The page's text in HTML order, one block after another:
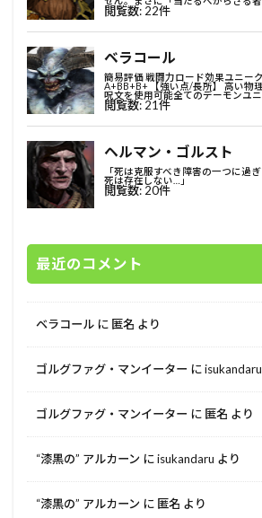
最近のコメント
ベラコール に 匿名 より
ゴルグファグ・マンイーター にisukandaru
ゴルグファグ・マンイーター に 匿名 より
“漆黒の” アルカーン にisukandaru より
“漆黒の” アルカーン に 匿名 より